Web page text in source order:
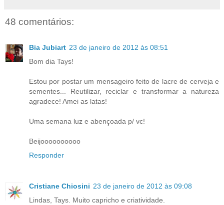
48 comentários:
Bia Jubiart 23 de janeiro de 2012 às 08:51
Bom dia Tays!
Estou por postar um mensageiro feito de lacre de cerveja e
sementes... Reutilizar, reciclar e transformar a natureza
agradece! Amei as latas!
Uma semana luz e abençoada p/ vc!
Beijoooooooooo
Responder
Cristiane Chiosini 23 de janeiro de 2012 às 09:08
Lindas, Tays. Muito capricho e criatividade.